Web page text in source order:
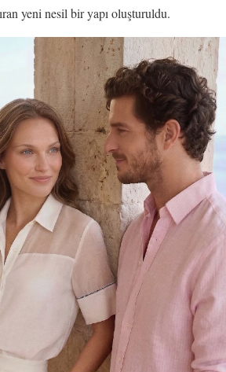
yeni nesil bir yapı oluşturuldu.